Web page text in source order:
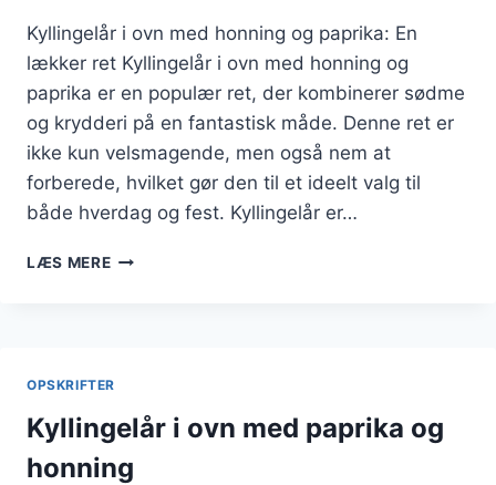
Kyllingelår i ovn med honning og paprika: En
lækker ret Kyllingelår i ovn med honning og
paprika er en populær ret, der kombinerer sødme
og krydderi på en fantastisk måde. Denne ret er
ikke kun velsmagende, men også nem at
forberede, hvilket gør den til et ideelt valg til
både hverdag og fest. Kyllingelår er…
LÆS MEREKYLLINGELÅR
OPSKRIFTER
Kyllingelår i ovn med paprika og
honning